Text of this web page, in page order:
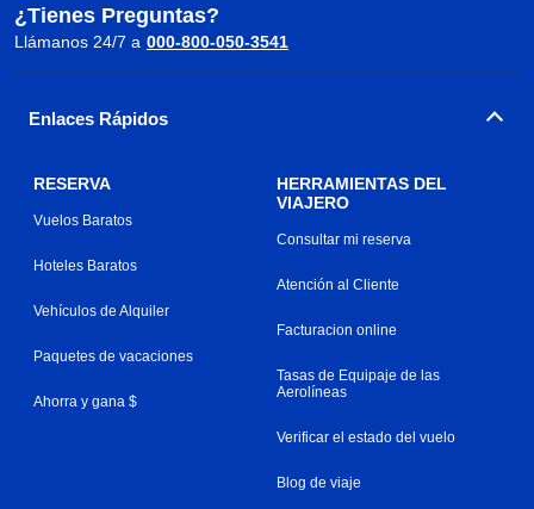
¿Tienes Preguntas?
Llámanos 24/7 a 000-800-050-3541
Enlaces Rápidos
RESERVA
Vuelos Baratos
Hoteles Baratos
Vehículos de Alquiler
Paquetes de vacaciones
Ahorra y gana $
HERRAMIENTAS DEL
VIAJERO
Consultar mi reserva
Atención al Cliente
Facturacion online
Tasas de Equipaje de las
Aerolíneas
Verificar el estado del vuelo
Blog de viaje